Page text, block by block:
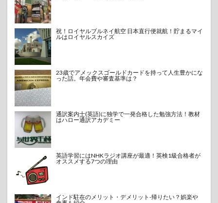
祝！ロイヤルブルネイ航空 日本直行便就航！貯まるマイ
ルはロイヤルスカイズ
23歳でアメックスゴールドカードを持って人生豊かにな
った話。年会費や審査基準は？
通訳案内士(英語)に独学で一発合格した勉強方法！教材
はハロー通訳アカデミー
英語学習にはNHKラジオ講座が最適！英検1級合格者が
オススメする7つの理由
インド駐在のメリット・デメリット-帰りたい？娯楽や